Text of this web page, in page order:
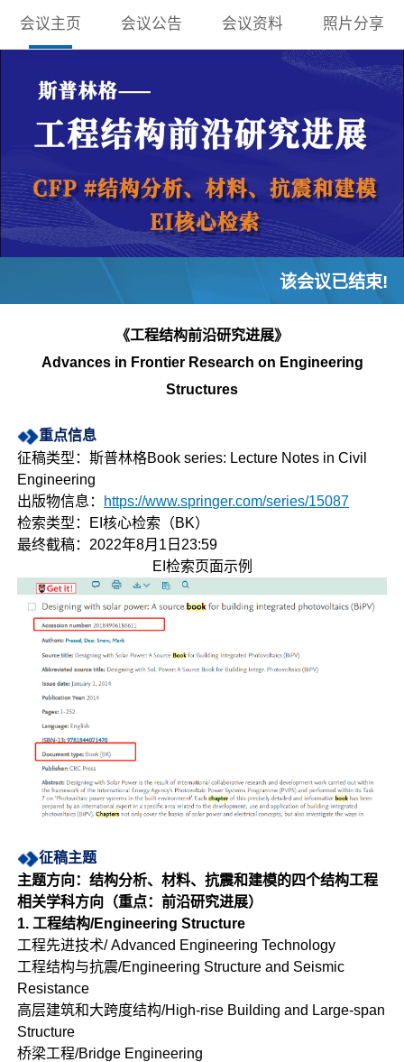
会议主页 会议公告 会议资料 照片分享
该会议已结束!
《工程结构前沿研究进展》
Advances in Frontier Research on Engineering
Structures
重点信息
征稿类型：斯普林格Book series: Lecture Notes in Civil
Engineering
出版物信息：
https://www.springer.com/series/15087
检索类型：EI核心检索（BK）
最终截稿：2022年8月1日23:59
EI检索页面示例
征稿主题
主题方向：结构分析、材料、抗震和建模的四个结构工程
相关学科方向（重点：前沿研究进展）
1. 工程结构/Engineering Structure
工程先进技术/ Advanced Engineering Technology
工程结构与抗震/Engineering Structure and Seismic
Resistance
高层建筑和大跨度结构/High-rise Building and Large-span
Structure
桥梁工程/Bridge Engineering